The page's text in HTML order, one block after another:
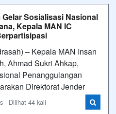
Sosialisasi Nasional
Kepala MAN IC
– Kepala MAN Insan
Ahmad Sukri Ahkap,
Penanggulangan
Direktorat Jender
- Dilihat 44 kali